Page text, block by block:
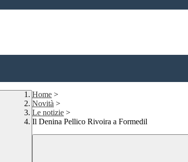
Home >
Novità >
Le notizie >
Il Denina Pellico Rivoira a Formedil